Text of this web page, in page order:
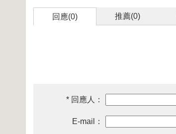
回應(0) 推薦(0)
* 回應人：
E-mail：